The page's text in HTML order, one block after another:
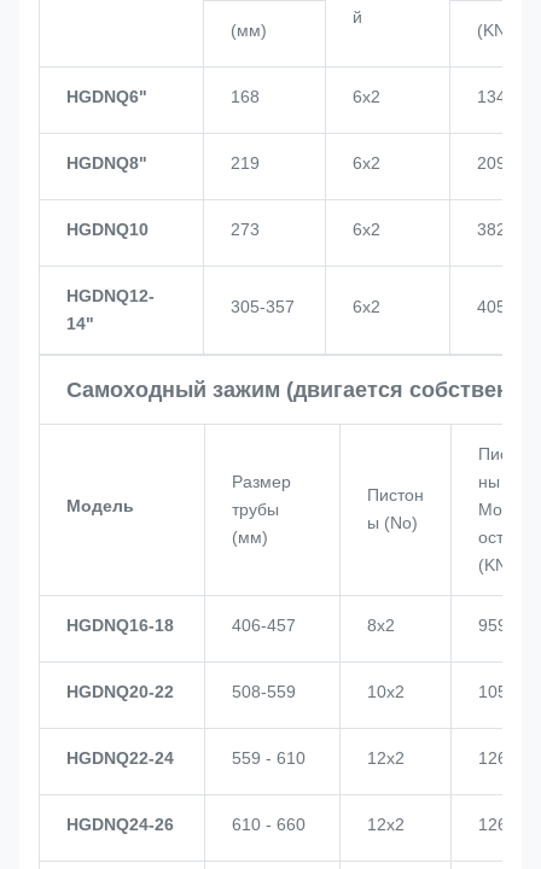
й
(мм) (KN)
HGDNQ6" 168 6х2 134
HGDNQ8" 219 6х2 209
HGDNQ10 273 6х2 382
HGDNQ12-
14"
305-357 6х2 405
Самоходный зажим (двигается
Модель
Размер
трубы
(мм)
Пистон
ы (No)
Писто
ны
Мощн
ость
(KN)
HGDNQ16-18 406-457 8х2 959
HGDNQ20-22 508-559 10х2 1057
HGDNQ22-24 559 - 610 12х2 1268
HGDNQ24-26 610 - 660 12х2 1268